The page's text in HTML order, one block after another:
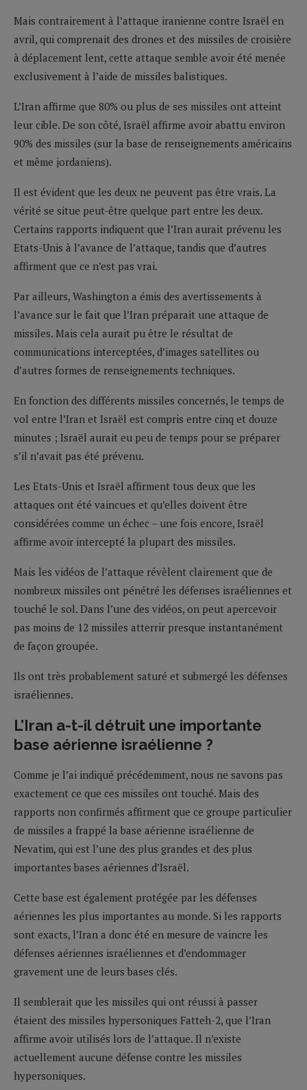
Mais contrairement à l’attaque iranienne contre Israël en
avril, qui comprenait des drones et des missiles de croisière
à déplacement lent, cette attaque semble avoir été menée
exclusivement à l’aide de missiles balistiques.
L’Iran affirme que 80% ou plus de ses missiles ont atteint
leur cible. De son côté, Israël affirme avoir abattu environ
90% des missiles (sur la base de renseignements américains
et même jordaniens).
Il est évident que les deux ne peuvent pas être vrais. La
vérité se situe peut-être quelque part entre les deux.
Certains rapports indiquent que l’Iran aurait prévenu les
Etats-Unis à l’avance de l’attaque, tandis que d’autres
affirment que ce n’est pas vrai.
Par ailleurs, Washington a émis des avertissements à
l’avance sur le fait que l’Iran préparait une attaque de
missiles. Mais cela aurait pu être le résultat de
communications interceptées, d’images satellites ou
d’autres formes de renseignements techniques.
En fonction des différents missiles concernés, le temps de
vol entre l’Iran et Israël est compris entre cinq et douze
minutes ; Israël aurait eu peu de temps pour se préparer
s’il n’avait pas été prévenu.
Les Etats-Unis et Israël affirment tous deux que les
attaques ont été vaincues et qu’elles doivent être
considérées comme un échec – une fois encore, Israël
affirme avoir intercepté la plupart des missiles.
Mais les vidéos de l’attaque révèlent clairement que de
nombreux missiles ont pénétré les défenses israéliennes et
touché le sol. Dans l’une des vidéos, on peut apercevoir
pas moins de 12 missiles atterrir presque instantanément
de façon groupée.
Ils ont très probablement saturé et submergé les défenses
israéliennes.
L’Iran a-t-il détruit une importante
base aérienne israélienne ?
Comme je l’ai indiqué précédemment, nous ne savons pas
exactement ce que ces missiles ont touché. Mais des
rapports non confirmés affirment que ce groupe particulier
de missiles a frappé la base aérienne israélienne de
Nevatim, qui est l’une des plus grandes et des plus
importantes bases aériennes d’Israël.
Cette base est également protégée par les défenses
aériennes les plus importantes au monde. Si les rapports
sont exacts, l’Iran a donc été en mesure de vaincre les
défenses aériennes israéliennes et d’endommager
gravement une de leurs bases clés.
Il semblerait que les missiles qui ont réussi à passer
étaient des missiles hypersoniques Fatteh-2, que l’Iran
affirme avoir utilisés lors de l’attaque. Il n’existe
actuellement aucune défense contre les missiles
hypersoniques.